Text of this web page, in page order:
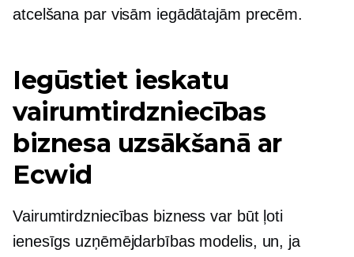
atcelšana par visām iegādātajām precēm.
Iegūstiet ieskatu
vairumtirdzniecības
biznesa uzsākšanā ar
Ecwid
Vairumtirdzniecības bizness var būt ļoti
ienesīgs uzņēmējdarbības modelis, un, ja